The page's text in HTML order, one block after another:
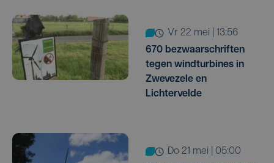
vr 22 mei | 13:56
670 bezwaarschriften
tegen windturbines in
Zwevezele en
Lichtervelde
do 21 mei | 05:00